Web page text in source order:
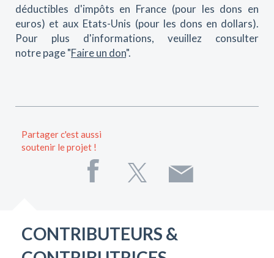
déductibles d'impôts en France (pour les dons en
euros) et aux Etats-Unis (pour les dons en dollars).
Pour plus d'informations, veuillez consulter
notre page "Faire un don".
Partager c'est aussi
soutenir le projet !
CONTRIBUTEURS &